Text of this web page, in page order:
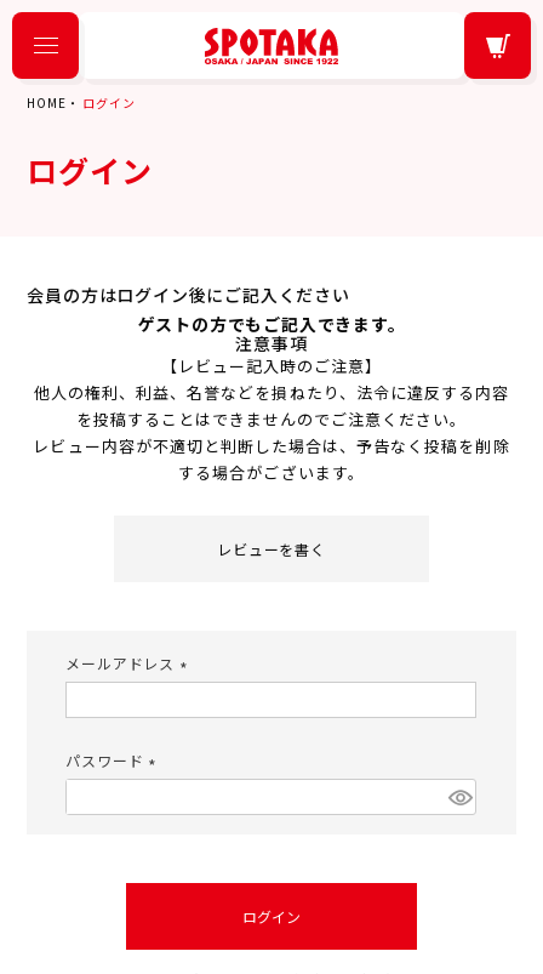
HOME ログイン
ログイン
会員の方はログイン後にご記入ください
ゲストの方でもご記入できます。
注意事項
【レビュー記入時のご注意】
他人の権利、利益、名誉などを損ねたり、法令に違反する内容
を投稿することはできませんのでご注意ください。
レビュー内容が不適切と判断した場合は、予告なく投稿を削除
する場合がございます。
レビューを書く
メールアドレス
須)
パスワード
須)
ログイン